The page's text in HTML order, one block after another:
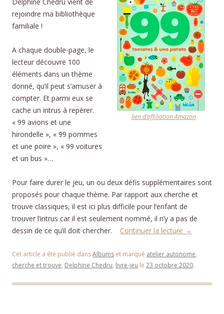
lien d’affiliation Amazon
Delphine Chedru vient de
rejoindre ma bibliothèque
familiale !
A chaque double-page, le
lecteur découvre 100
éléments dans un thème
donné, qu’il peut s’amuser à
compter. Et parmi eux se
cache un intrus à repérer.
« 99 avions et une
hirondelle », « 99 pommes
et une poire », « 99 voitures
et un bus »…
Pour faire durer le jeu, un ou deux défis supplémentaires sont
proposés pour chaque thème. Par rapport aux cherche et
trouve classiques, il est ici plus difficile pour l’enfant de
trouver l’intrus car il est seulement nommé, il n’y a pas de
dessin de ce qu’il doit chercher. Continuer la lecture →
Cet article a été publié dansAlbums et marqué atelier autonome,
cherche et trouve, Delphine Chedru, livre-jeu le 23 octobre 2020.